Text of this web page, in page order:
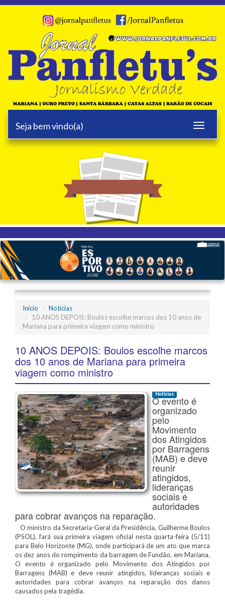
Toggle
Seja bem vindo(a)
25 anos
Início
Notícias
10 ANOS DEPOIS: Boulos escolhe marcos dos 10 anos de
Mariana para primeira viagem como ministro
10 ANOS DEPOIS: Boulos escolhe marcos
dos 10 anos de Mariana para primeira
viagem como ministro
Notícias
O evento é
organizado
pelo
Movimento
dos Atingidos
por Barragens
(MAB) e deve
reunir
atingidos,
lideranças
sociais e
autoridades
para cobrar avanços na reparação.
O ministro da Secretaria-Geral da Presidência, Guilherme Boulos
(PSOL), fará sua primeira viagem oficial nesta quarta-feira (5/11)
para Belo Horizonte (MG), onde participará de um ato que marca
os dez anos do rompimento da barragem de Fundão, em Mariana.
O evento é organizado pelo Movimento dos Atingidos por
Barragens (MAB) e deve reunir atingidos, lideranças sociais e
autoridades para cobrar avanços na reparação dos danos
causados pela tragédia.